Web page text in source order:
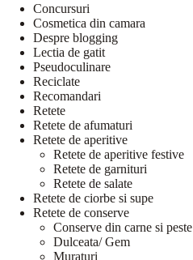
Concursuri
Cosmetica din camara
Despre blogging
Lectia de gatit
Pseudoculinare
Reciclate
Recomandari
Retete
Retete de afumaturi
Retete de aperitive
Retete de aperitive festive
Retete de garnituri
Retete de salate
Retete de ciorbe si supe
Retete de conserve
Conserve din carne si peste
Dulceata/ Gem
Muraturi